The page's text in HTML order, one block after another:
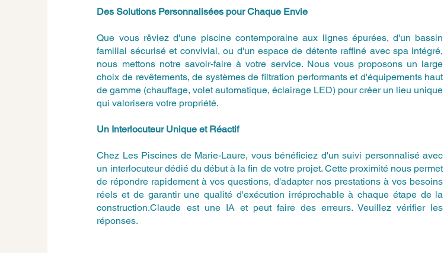
Des Solutions Personnalisées pour Chaque Envie
Que vous rêviez d'une piscine contemporaine aux lignes épurées, d'un bassin
familial sécurisé et convivial, ou d'un espace de détente raffiné avec spa intégré,
nous mettons notre savoir-faire à votre service. Nous vous proposons un large
choix de revêtements, de systèmes de filtration performants et d'équipements haut
de gamme (chauffage, volet automatique, éclairage LED) pour créer un lieu unique
qui valorisera votre propriété.
Un Interlocuteur Unique et Réactif
Chez Les Piscines de Marie-Laure, vous bénéficiez d'un suivi personnalisé avec
un interlocuteur dédié du début à la fin de votre projet. Cette proximité nous permet
de répondre rapidement à vos questions, d'adapter nos prestations à vos besoins
réels et de garantir une qualité d'exécution irréprochable à chaque étape de la
construction.Claude est une IA et peut faire des erreurs. Veuillez vérifier les
réponses.